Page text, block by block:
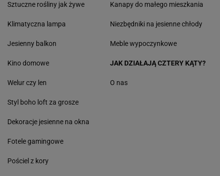
Sztuczne rośliny jak żywe
Klimatyczna lampa
Jesienny balkon
Kanapy do małego mieszkania
Niezbędniki na jesienne chłody
Meble wypoczynkowe
Kino domowe
Welur czy len
Styl boho loft za grosze
Dekoracje jesienne na okna
Fotele gamingowe
Pościel z kory
JAK DZIAŁAJĄ CZTERY KĄTY?
O nas